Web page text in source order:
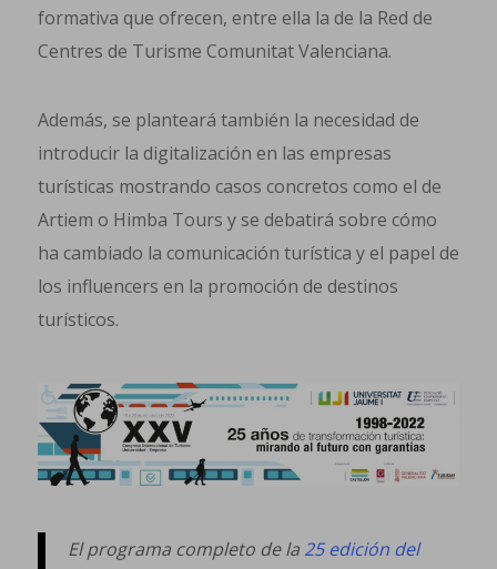
formativa que ofrecen, entre ella la de la Red de
Centres de Turisme Comunitat Valenciana.
Además, se planteará también la necesidad de
introducir la digitalización en las empresas
turísticas mostrando casos concretos como el de
Artiem o Himba Tours y se debatirá sobre cómo
ha cambiado la comunicación turística y el papel de
los influencers en la promoción de destinos
turísticos.
El programa completo de la 25 edición del